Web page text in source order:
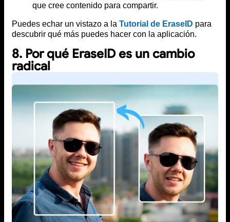
que cree contenido para compartir.
Puedes echar un vistazo a la Tutorial de EraseID para
descubrir qué más puedes hacer con la aplicación.
8. Por qué EraseID es un cambio
radical